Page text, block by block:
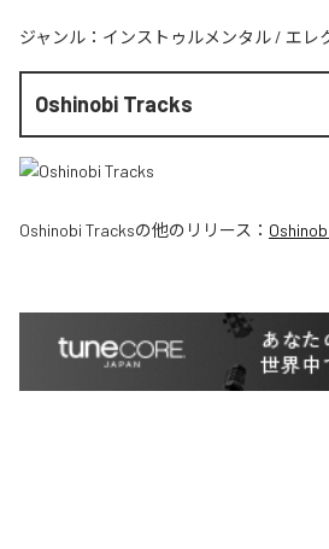
ジャンル： インストゥルメンタル / エレ
Oshinobi Tracks
Oshinobi Tracksの他のリリース：